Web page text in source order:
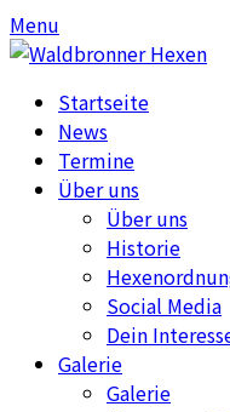
Skip
to
Skip
to
Menu
Startseite
News
Termine
Über uns
Über uns
Historie
Social Media
Dein
Galerie
Galerie